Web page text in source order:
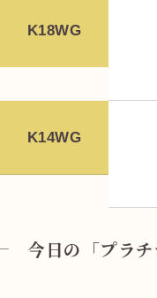
K18WG
K14WG
今日の「プラ